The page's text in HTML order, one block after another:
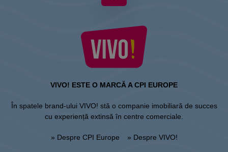
VIVO! ESTE O MARCĂ A CPI EUROPE
În spatele brand-ului VIVO! stă o companie imobiliară de succes
cu experiență extinsă în centre comerciale.
» Despre CPI Europe » Despre VIVO!